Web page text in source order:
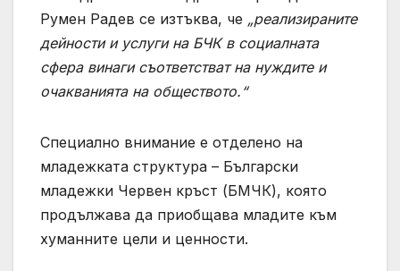
Румен Радев се изтъква, че „реализираните
дейности и услуги на БЧК в социалната
сфера винаги съответстват на нуждите и
очакванията на обществото.“
Специално внимание е отделено на
младежката структура – Български
младежки Червен кръст (БМЧК), която
продължава да приобщава младите към
хуманните цели и ценности.